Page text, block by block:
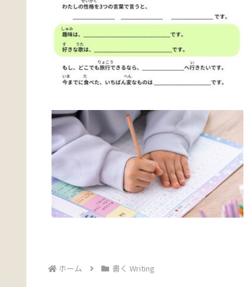
ホーム 書く Writing